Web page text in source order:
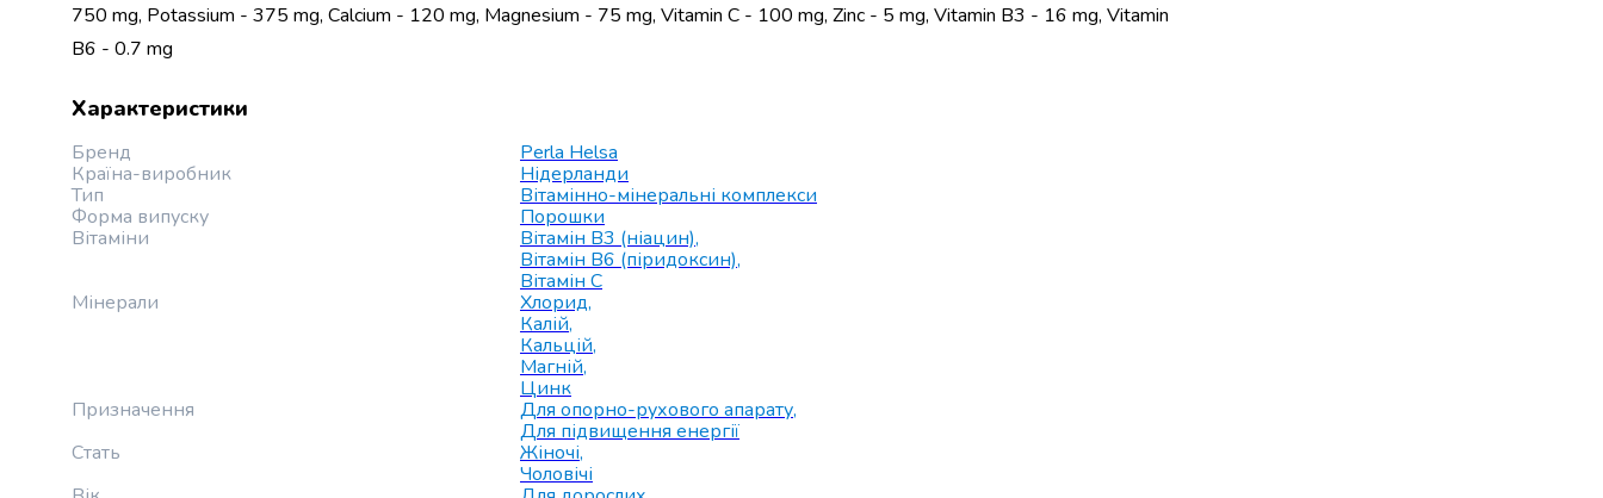
ролів
Желе
та
для
Крупи
Гречана
крупа
Пшенична
750 mg, Potassium - 375 mg, Calcium - 120 mg, Magnesium - 75 mg, Vitamin C - 100 mg, Zinc - 5 mg, Vitamin B3 - 16 mg, Vitamin
B6 - 0.7 mg
Характеристики
Бренд
Perla Helsa
Країна-виробник
Нідерланди
Тип
Вітамінно-мінеральні комплекси
Форма випуску
Порошки
Вітаміни
Вітамін B3 (ніацин),
Вітамін B6 (піридоксин),
Вітамін C
Мінерали
Хлорид,
Калій,
Кальцій,
Магній,
Цинк
Призначення
Для опорно-рухового апарату,
Для підвищення енергії
Стать
Жіночі,
Чоловічі